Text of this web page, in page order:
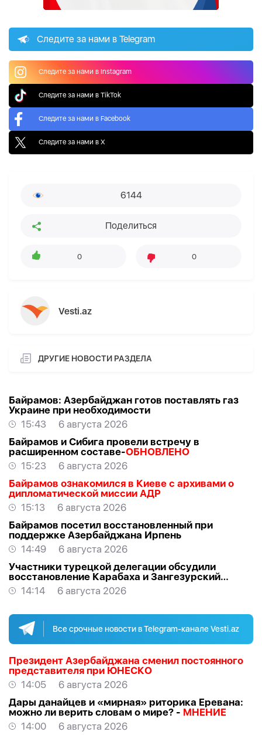
Следите за нами в Telegram
Следите за нами в Instagram
Следите за нами в TikTok
Следите за нами в Facebook
Следите за нами в X
6144
Поделиться
0 0
Vesti.az
ДРУГИЕ НОВОСТИ РАЗДЕЛА
Байрамов: Азербайджан готов поставлять газ
Украине при необходимости
15:43
6 августа 2026
Байрамов и Сибига провели встречу в
расширенном составе-ОБНОВЛЕНО
15:23
6 августа 2026
Байрамов ознакомился в Киеве с архивами о
дипломатической миссии АДР
15:13
6 августа 2026
Байрамов посетил восстановленный при
поддержке Азербайджана Ирпень
14:49
6 августа 2026
Участники турецкой делегации обсудили
восстановление Карабаха и Зангезурский
коридор
14:14 6 августа 2026
Все срочные новости в Telegram-канале Vesti.az
Президент Азербайджана сменил постоянного
представителя при ЮНЕСКО
14:05
6 августа 2026
Дары данайцев и «мирная» риторика Еревана:
можно ли верить словам о мире? - МНЕНИЕ
14:00
6 августа 2026